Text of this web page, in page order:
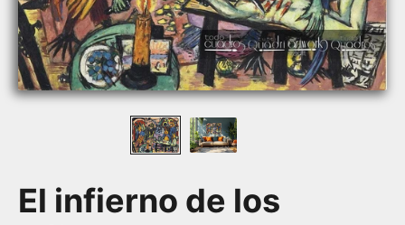
El infierno de los